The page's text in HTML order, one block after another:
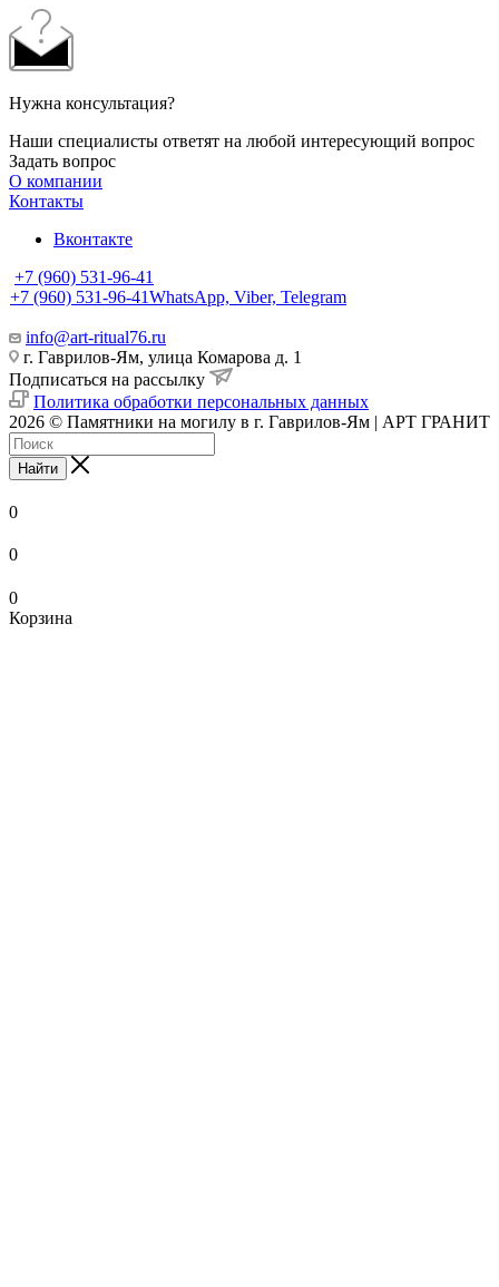
Нужна консультация?
Наши специалисты ответят на любой интересующий вопрос
Задать вопрос
О компании
Контакты
Вконтакте
+7 (960) 531-96-41
+7 (960) 531-96-41WhatsApp, Viber, Telegram
info@art-ritual76.ru
г. Гаврилов-Ям, улица Комарова д. 1
Подписаться на рассылку
Политика обработки персональных данных
2026 © Памятники на могилу в г. Гаврилов-Ям | АРТ ГРАНИТ
Найти
0
0
0
Корзина